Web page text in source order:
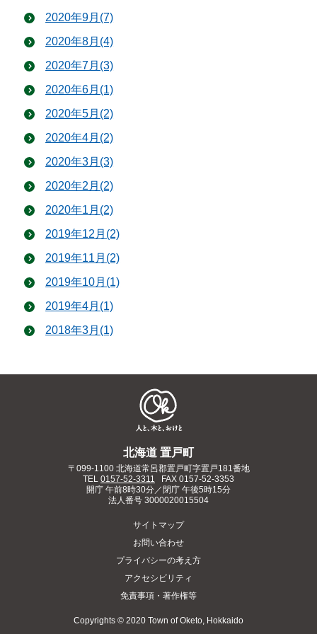
2020年9月(7)
2020年8月(4)
2020年7月(3)
2020年6月(1)
2020年5月(2)
2020年4月(2)
2020年3月(3)
2020年2月(2)
2020年1月(2)
2019年12月(2)
2019年11月(2)
2019年10月(1)
2019年4月(1)
2018年3月(1)
北海道 置戸町
〒099-1100 北海道常呂郡置戸町字置戸181番地
TEL 0157-52-3311
FAX 0157-52-3353
開庁 午前8時30分／閉庁 午後5時15分
法人番号 3000020015504
サイトマップ
お問い合わせ
プライバシーの考え方
アクセシビリティ
免責事項・著作権等
Copyrights © 2020 Town of Oketo, Hokkaido